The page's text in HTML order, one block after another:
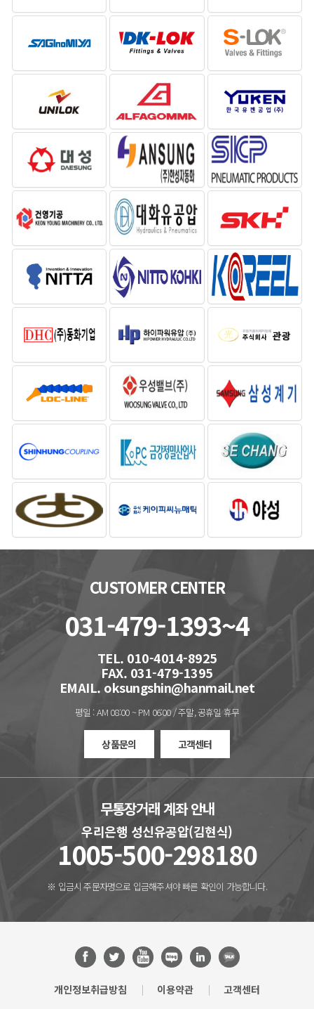
CUSTOMER CENTER
031-479-1393~4
TEL. 010-4014-8925
FAX. 031-479-1395
EMAIL. oksungshin@hanmail.net
평일 : AM 08:00 ~ PM 06:00 / 주말, 공휴일 휴무
상품문의 고객센터
무통장거래 계좌 안내
우리은행 성신유공압(김현식)
1005-500-298180
※ 입금시 주문자명으로 입금해주셔야 빠른 확인이 가능합니다.
개인정보취급방침 이용약관 고객센터